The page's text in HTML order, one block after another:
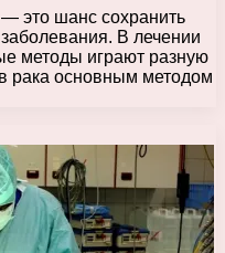
это шанс сохранить
В лечении
методы играют разную
рака основным методом